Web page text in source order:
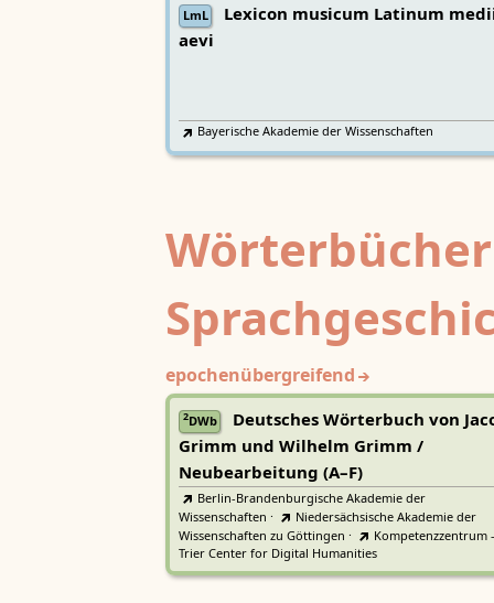
LmL
Lexicon musicum Latinum
aevi
Bayerische Akademie der Wissenschaften
epochenübergreifend
2DWb
Deutsches Wörterbuch von
Grimm und Wilhelm Grimm /
Neubearbeitung (A–F)
Berlin-Brandenburgische Akademie der
Wissenschaften ·
Niedersächsische Akademie der
Wissenschaften zu Göttingen ·
Kompetenzzentrum -
Trier Center for Digital Humanities